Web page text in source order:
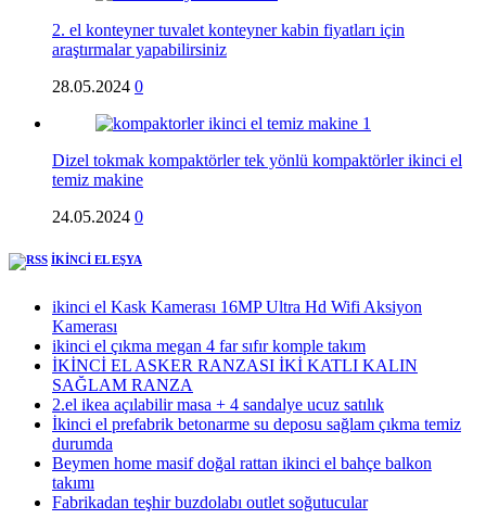
2. el konteyner tuvalet konteyner kabin fiyatları için
araştırmalar yapabilirsiniz
28.05.2024 0
Dizel tokmak kompaktörler tek yönlü kompaktörler ikinci el
temiz makine
24.05.2024 0
İKİNCİ EL EŞYA
ikinci el Kask Kamerası 16MP Ultra Hd Wifi Aksiyon
Kamerası
ikinci el çıkma megan 4 far sıfır komple takım
İKİNCİ EL ASKER RANZASI İKİ KATLI KALIN
SAĞLAM RANZA
2.el ikea açılabilir masa + 4 sandalye ucuz satılık
İkinci el prefabrik betonarme su deposu sağlam çıkma temiz
durumda
Beymen home masif doğal rattan ikinci el bahçe balkon
takımı
Fabrikadan teşhir buzdolabı outlet soğutucular